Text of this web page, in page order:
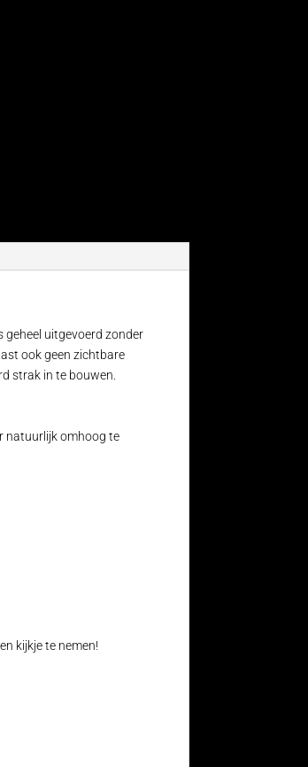
geheel uitgevoerd zonder
ook geen zichtbare
strak in te bouwen.
natuurlijk omhoog te
kijkje te nemen!